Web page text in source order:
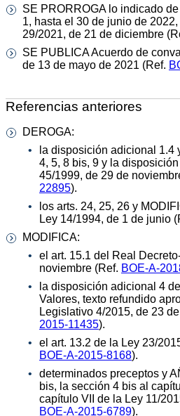
SE PRORROGA lo indicado
1, hasta el 30 de junio de
29/2021, de 21 de diciembre
SE PUBLICA Acuerdo de
de 13 de mayo de 2021 (Ref.
Referencias anteriores
DEROGA:
la disposición adicional 1.4
4, 5, 8 bis, 9 y la
45/1999, de 29 de
22895).
los arts. 24, 25, 26 y
Ley 14/1994, de 1 de junio
MODIFICA:
el art. 15.1 del Real
noviembre (Ref. BOE-A-
la disposición adicional 4
Valores, texto refundido
Legislativo 4/2015, de 23
2015-11435).
el art. 13.2 de la Ley 23/
BOE-A-2015-8168).
determinados preceptos y
bis, la sección 4 bis al
capítulo VII de la Ley 11/
BOE-A-2015-6789).